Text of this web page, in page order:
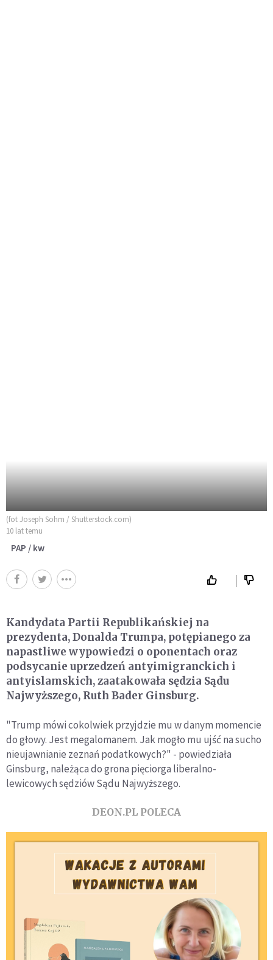
(fot Joseph Sohm / Shutterstock.com)
10 lat temu
PAP / kw
Kandydata Partii Republikańskiej na
prezydenta, Donalda Trumpa, potępianego za
napastliwe wypowiedzi o oponentach oraz
podsycanie uprzedzeń antyimigranckich i
antyislamskich, zaatakowała sędzia Sądu
Najwyższego, Ruth Bader Ginsburg.
"Trump mówi cokolwiek przyjdzie mu w danym momencie
do głowy. Jest megalomanem. Jak mogło mu ujść na sucho
nieujawnianie zeznań podatkowych?" - powiedziała
Ginsburg, należąca do grona pięciorga liberalno-
lewicowych sędziów Sądu Najwyższego.
DEON.PL POLECA